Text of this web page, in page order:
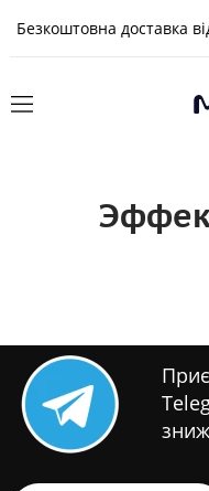
Безкоштовна доставка